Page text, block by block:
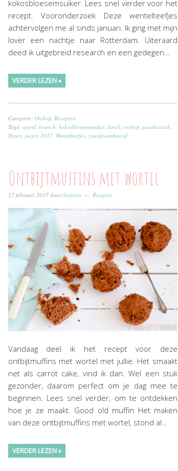
kokosbloesemsuiker. Lees snel verder voor het
recept. Vooronderzoek Deze wentelteefjes
achtervolgen me al sinds januari. Ik ging met mijn
lover een nachtje naar Rotterdam. Uiteraard
deed ik uitgebreid research en een gedegen…
VERDER LEZEN »
Categorie: Ontbijt, Recepten
Tags: appel, brunch kokosbloesemsuiker, lunch ontbijt, paasbrunch
Pasen pasen 2017, Wentelteefjes, zuurdesembrood
Ontbijtmuffins met wortel
17 februari 2017doorStefanie Reageer
Vandaag deel ik het recept voor deze
ontbijtmuffins met wortel met jullie. Het smaakt
net als carrot cake, vind ik dan. Wel een stuk
gezonder, daarom perfect om je dag mee te
beginnen. Lees snel verder, om te ontdekken
hoe je ze maakt. Good old muffin Het maken
van deze ontbijtmuffins met wortel, stond al…
VERDER LEZEN »